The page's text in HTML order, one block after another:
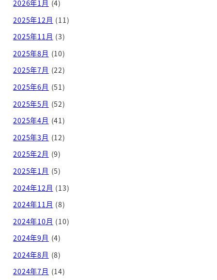
2026年1月 (4)
2025年12月 (11)
2025年11月 (3)
2025年8月 (10)
2025年7月 (22)
2025年6月 (51)
2025年5月 (52)
2025年4月 (41)
2025年3月 (12)
2025年2月 (9)
2025年1月 (5)
2024年12月 (13)
2024年11月 (8)
2024年10月 (10)
2024年9月 (4)
2024年8月 (8)
2024年7月 (14)